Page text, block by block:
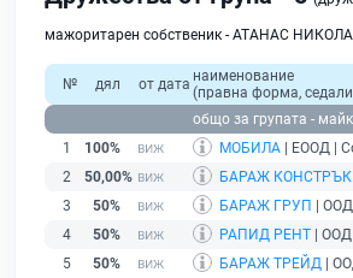
мажоритарен собственик - АТАНАС
№ дял от дата наименование
(правна форма,
общо за групата -
1
100% МОБИЛА | ЕООД |
2
50,00% БАРАЖ
3
50% БАРАЖ ГРУП |
4
50% РАПИД РЕНТ |
5
50% БАРАЖ ТРЕЙД |